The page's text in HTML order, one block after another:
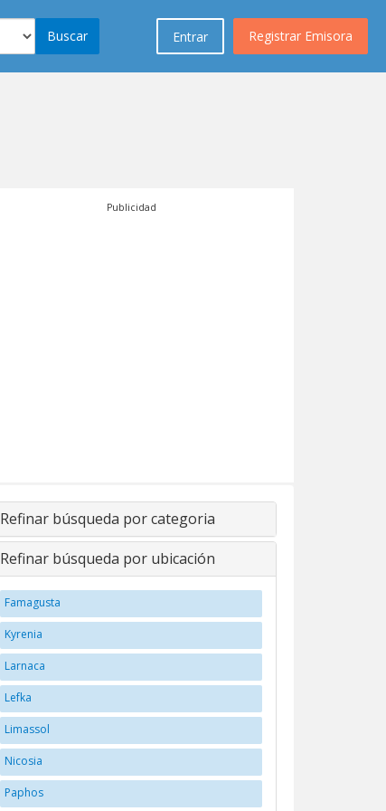
Registrar Emisora
Entrar
Buscar
Publicidad
Refinar búsqueda por categoria
Refinar búsqueda por ubicación
Famagusta
Kyrenia
Larnaca
Lefka
Limassol
Nicosia
Paphos